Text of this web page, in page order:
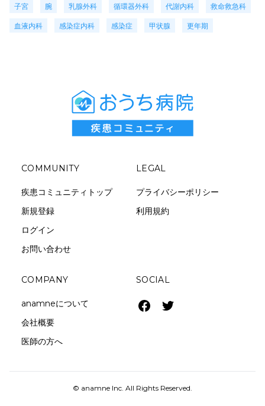
子宮
腕 乳腺外科 循環器外科 代謝内科
救命救急科
血液内科
感染症内科 感染症 甲状腺 更年期
COMMUNITY
疾患コミュニティトップ
新規登録
ログイン
お問い合わせ
LEGAL
プライバシーポリシー
利用規約
COMPANY
anamneについて
会社概要
医師の方へ
SOCIAL
© anamne Inc. All Rights Reserved.